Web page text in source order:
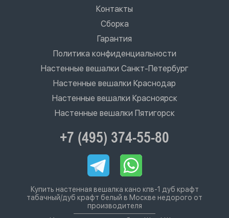
Контакты
Сборка
Гарантия
Политика конфиденциальности
Настенные вешалки Санкт-Петербург
Настенные вешалки Краснодар
Настенные вешалки Красноярск
Настенные вешалки Пятигорск
+7 (495) 374-55-80
Купить настенная вешалка кано кпв-1 дуб крафт
табачный/дуб крафт белый в Москве недорого от
производителя